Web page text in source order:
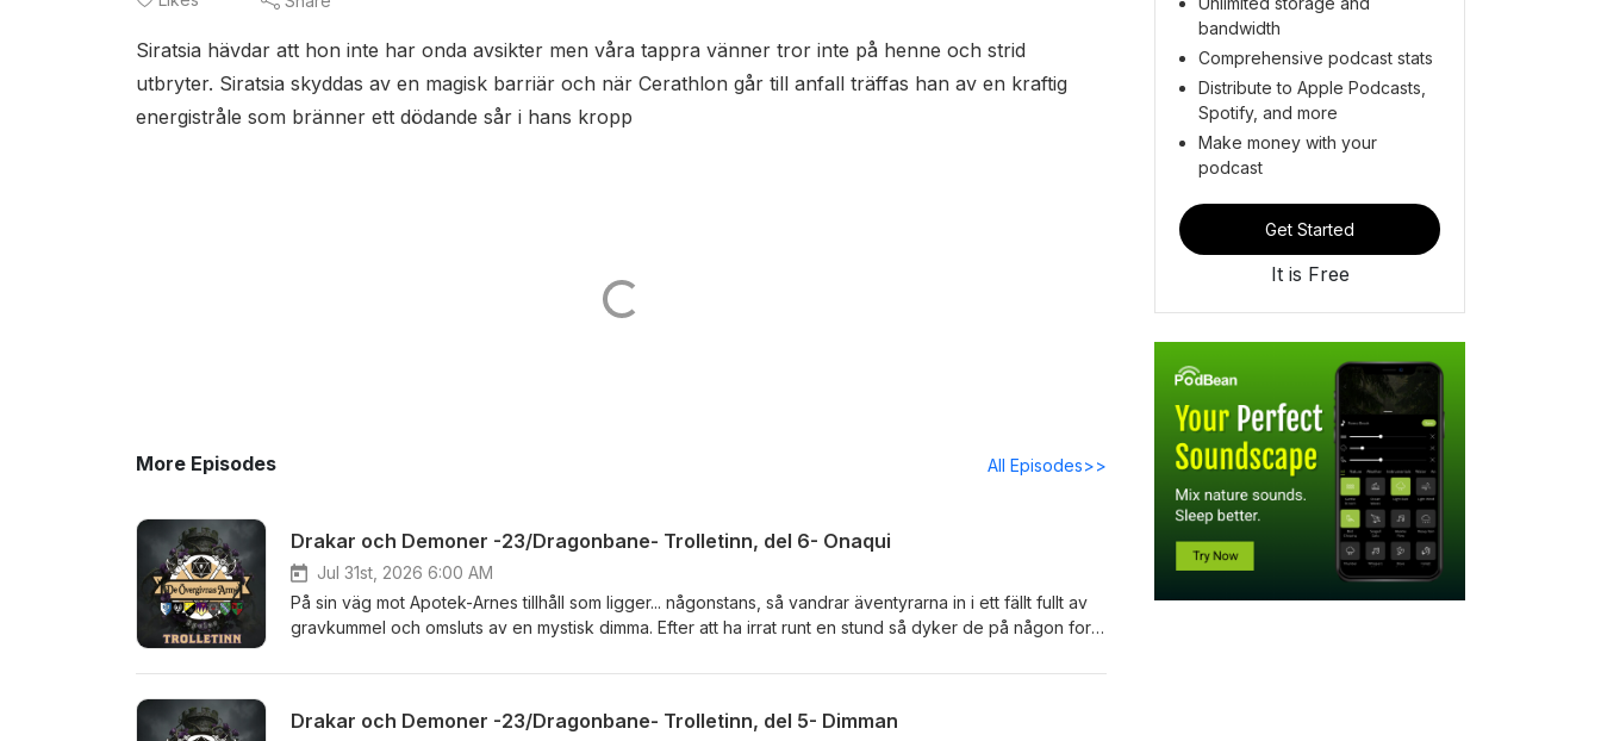
Siratsia hävdar att hon inte har onda avsikter men våra tappra vänner tror inte på henne och strid
utbryter. Siratsia skyddas av en magisk barriär och när Cerathlon går till anfall träffas han av en kraftig
energistråle som bränner ett dödande sår i hans kropp
More Episodes All Episodes>>
Drakar och Demoner -23/Dragonbane- Trolletinn, del 6- Onaqui
Jul 31st, 2026 6:00 AM
På sin väg mot Apotek-Arnes tillhåll som ligger... någonstans, så vandrar äventyrarna in i ett fällt fullt av
gravkummel och omsluts av en mystisk dimma. Efter att ha irrat runt en stund så dyker de på någon form
av kraftiga vingslag och någonslags demon uppenbarar sig! Musik: Pirates Of The Quarantine by
stock-music.com
Drakar och Demoner -23/Dragonbane- Trolletinn, del 5- Dimman
bandwidth
Comprehensive podcast stats
Distribute to Apple Podcasts,
Spotify, and more
Make money with your
podcast
Get Started
It is Free